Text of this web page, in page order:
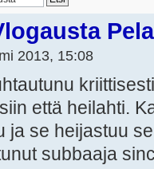
2013, 15:08
että heilahti.
ja se heijastuu
subbaaja